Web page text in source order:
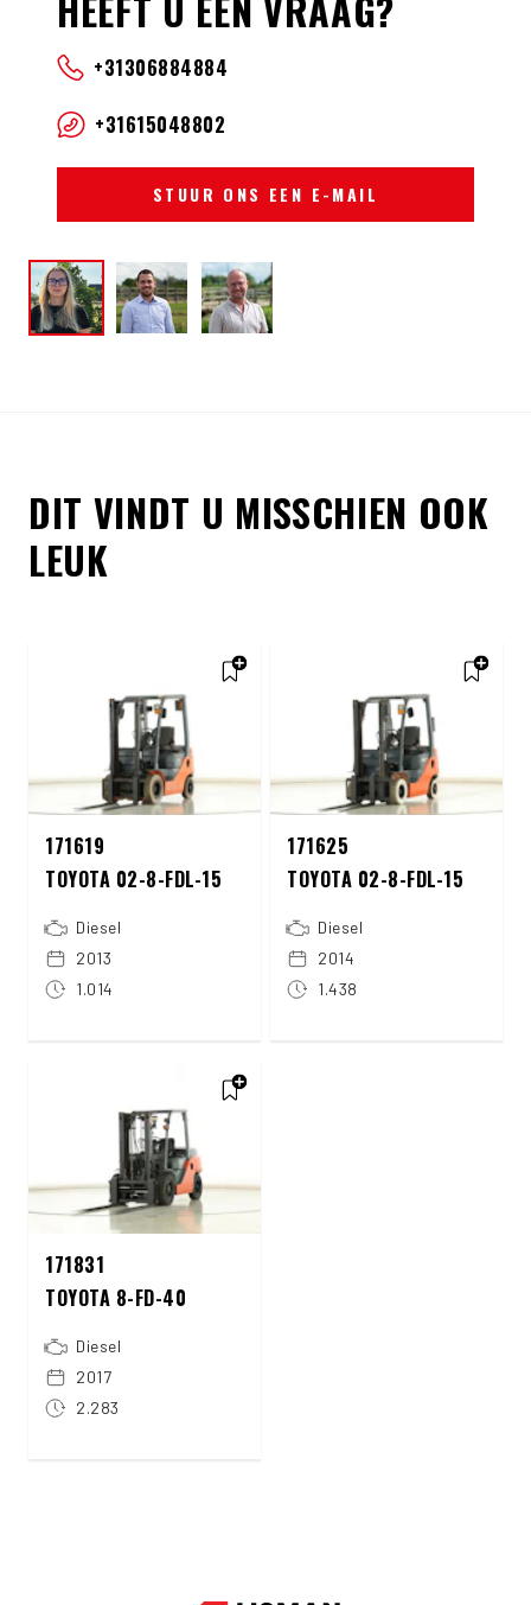
+31306884884
+31615048802
STUUR ONS EEN E-MAIL
DIT VINDT U MISSCHIEN OOK
LEUK
171619
TOYOTA 02-8-FDL-15
Diesel
2013
1.014
171625
TOYOTA 02-8-FDL-15
Diesel
2014
1.438
171831
TOYOTA 8-FD-40
Diesel
2017
2.283